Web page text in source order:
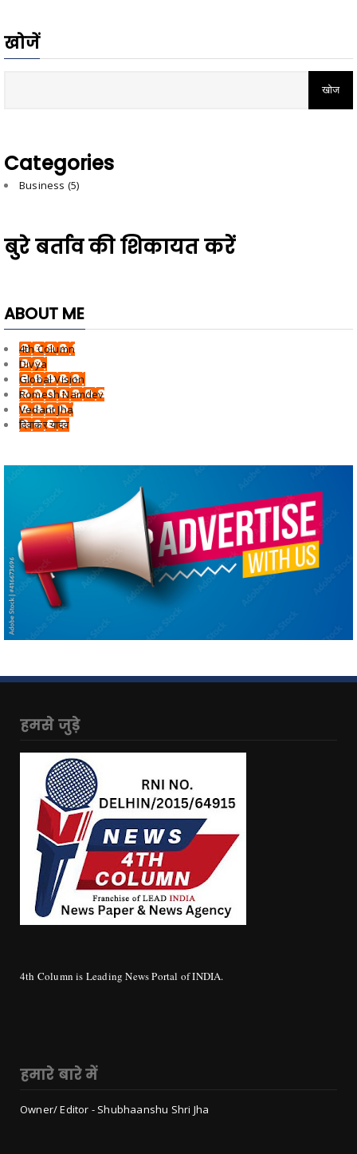
खोजें
Categories
Business (5)
बुरे बर्ताव की शिकायत करें
ABOUT ME
4th Column
Divya
Global Vision
Romesh Namdev
Vedant Jha
दिवाकर यादव
हमसे जुड़े
4th Column is Leading News Portal of INDIA.
हमारे बारे में
Owner/ Editor - Shubhaanshu Shri Jha